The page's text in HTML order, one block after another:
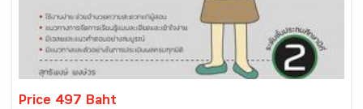
Price 497 Baht